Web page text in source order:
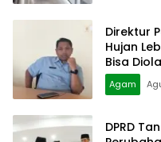
Direktur
Hujan
Bisa
Agam
DPRD